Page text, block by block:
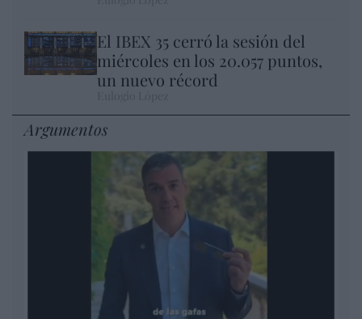
El IBEX 35 cerró la sesión del
miércoles en los 20.057 puntos,
un nuevo récord
Argumentos